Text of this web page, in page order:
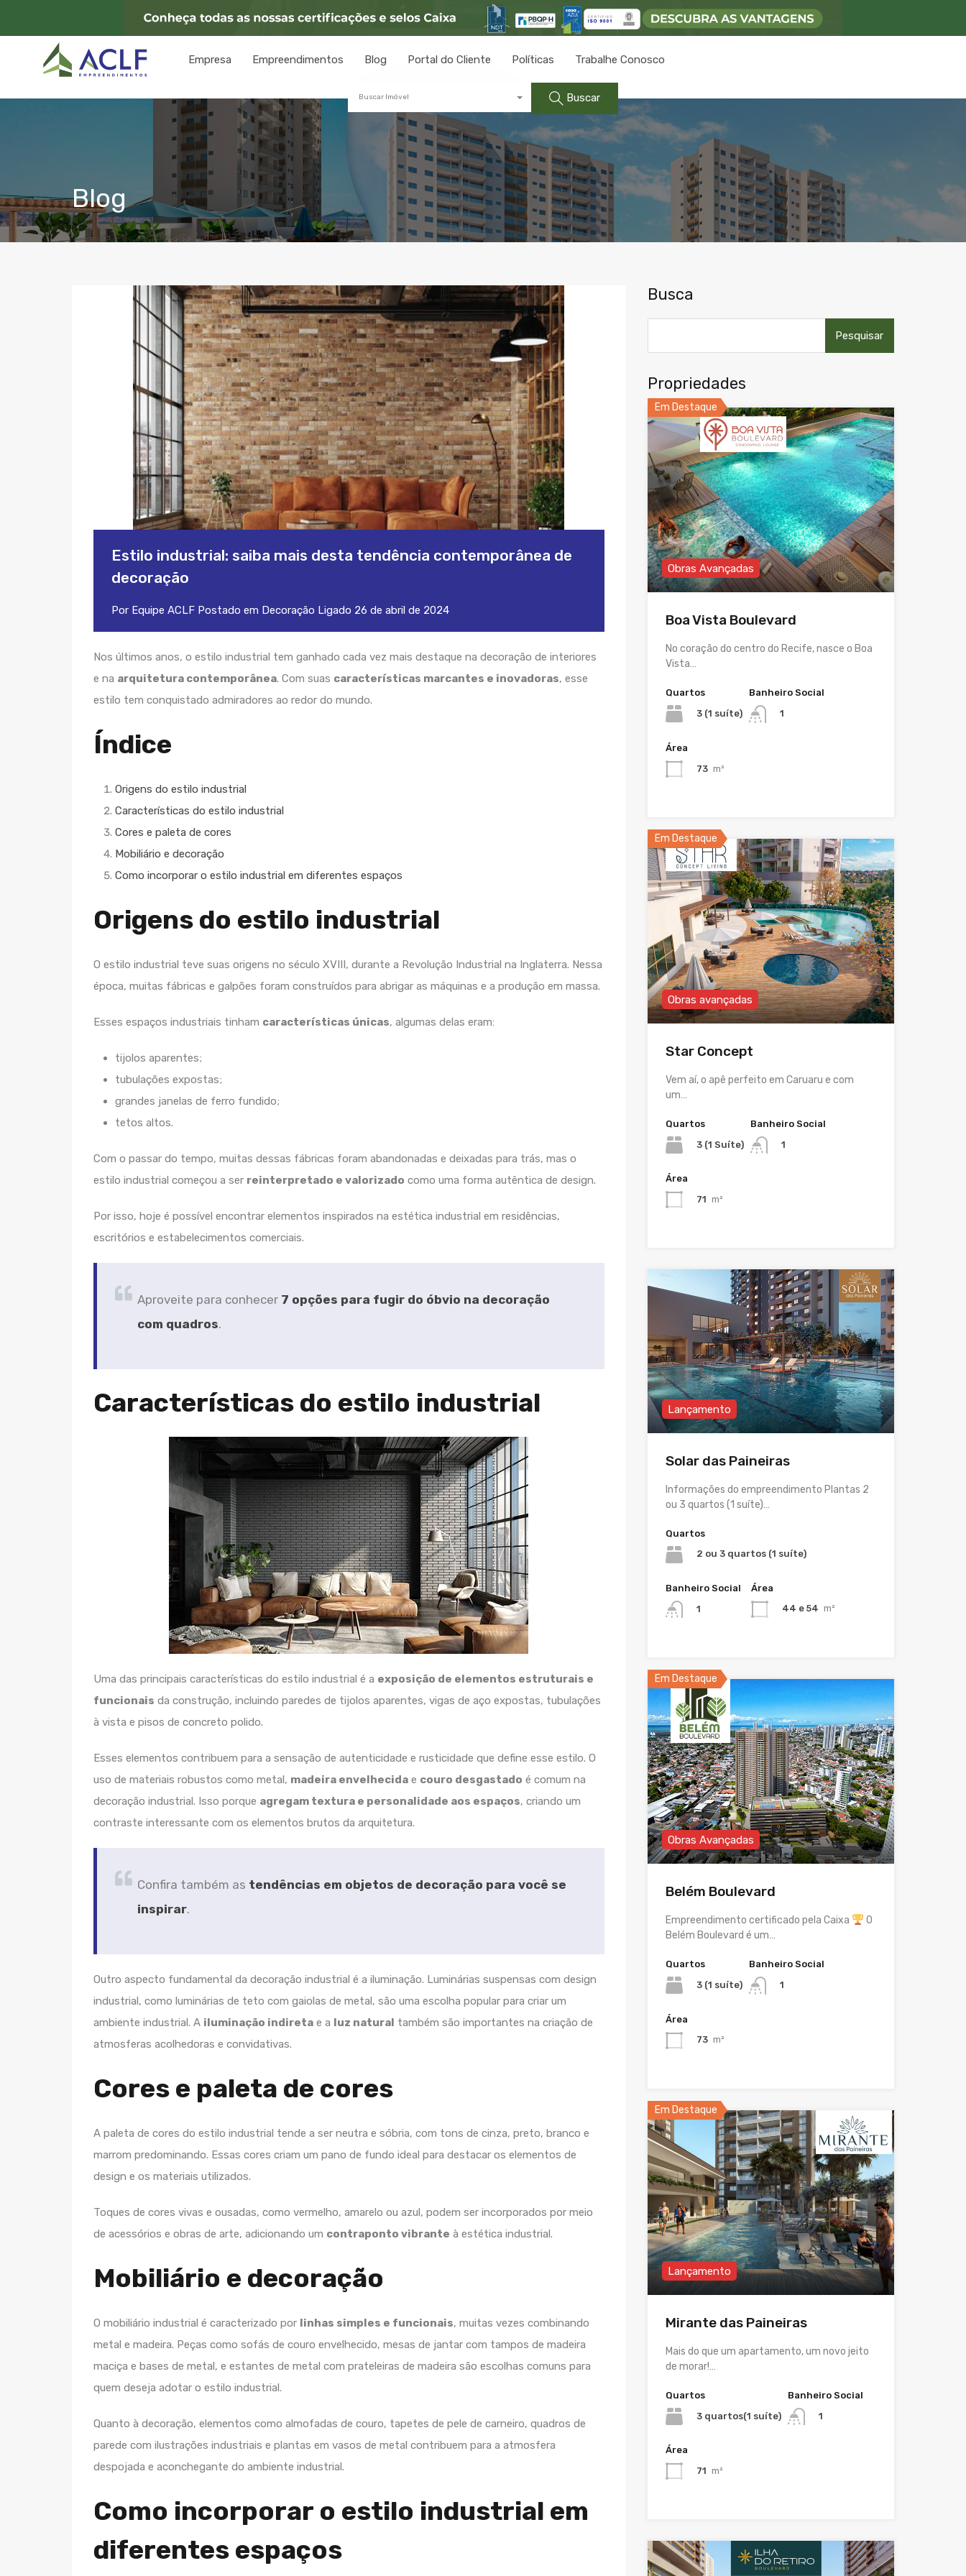
Empresa Empreendimentos Blog Portal do Cliente Políticas Trabalhe Conosco
Buscar Imóvel Buscar
Blog
Estilo industrial: saiba mais desta tendência contemporânea de
decoração
Por Equipe ACLF Postado em Decoração Ligado 26 de abril de 2024
Nos últimos anos, o estilo industrial tem ganhado cada vez mais destaque na decoração de interiores
e na arquitetura contemporânea. Com suas características marcantes e inovadoras, esse
estilo tem conquistado admiradores ao redor do mundo.
Índice
Origens do estilo industrial
Características do estilo industrial
Cores e paleta de cores
Mobiliário e decoração
Como incorporar o estilo industrial em diferentes espaços
Origens do estilo industrial
O estilo industrial teve suas origens no século XVIII, durante a Revolução Industrial na Inglaterra. Nessa
época, muitas fábricas e galpões foram construídos para abrigar as máquinas e a produção em massa.
Esses espaços industriais tinham características únicas, algumas delas eram:
tijolos aparentes;
tubulações expostas;
grandes janelas de ferro fundido;
tetos altos.
Com o passar do tempo, muitas dessas fábricas foram abandonadas e deixadas para trás, mas o
estilo industrial começou a ser reinterpretado e valorizado como uma forma autêntica de design.
Por isso, hoje é possível encontrar elementos inspirados na estética industrial em residências,
escritórios e estabelecimentos comerciais.
Aproveite para conhecer 7 opções para fugir do óbvio na decoração
com quadros.
Características do estilo industrial
Uma das principais características do estilo industrial é a exposição de elementos estruturais e
funcionais da construção, incluindo paredes de tijolos aparentes, vigas de aço expostas, tubulações
à vista e pisos de concreto polido.
Esses elementos contribuem para a sensação de autenticidade e rusticidade que define esse estilo. O
uso de materiais robustos como metal, madeira envelhecida e couro desgastado é comum na
decoração industrial. Isso porque agregam textura e personalidade aos espaços, criando um
contraste interessante com os elementos brutos da arquitetura.
Confira também as tendências em objetos de decoração para você se
inspirar.
Outro aspecto fundamental da decoração industrial é a iluminação. Luminárias suspensas com design
industrial, como luminárias de teto com gaiolas de metal, são uma escolha popular para criar um
ambiente industrial. A iluminação indireta e a luz natural também são importantes na criação de
atmosferas acolhedoras e convidativas.
Cores e paleta de cores
A paleta de cores do estilo industrial tende a ser neutra e sóbria, com tons de cinza, preto, branco e
marrom predominando. Essas cores criam um pano de fundo ideal para destacar os elementos de
design e os materiais utilizados.
Toques de cores vivas e ousadas, como vermelho, amarelo ou azul, podem ser incorporados por meio
de acessórios e obras de arte, adicionando um contraponto vibrante à estética industrial.
Mobiliário e decoração
O mobiliário industrial é caracterizado por linhas simples e funcionais, muitas vezes combinando
metal e madeira. Peças como sofás de couro envelhecido, mesas de jantar com tampos de madeira
maciça e bases de metal, e estantes de metal com prateleiras de madeira são escolhas comuns para
quem deseja adotar o estilo industrial.
Quanto à decoração, elementos como almofadas de couro, tapetes de pele de carneiro, quadros de
parede com ilustrações industriais e plantas em vasos de metal contribuem para a atmosfera
despojada e aconchegante do ambiente industrial.
Como incorporar o estilo industrial em
diferentes espaços
Busca
por:
Propriedades
Em Destaque
Obras Avançadas
Boa Vista Boulevard
No coração do centro do Recife, nasce o Boa
Vista…
Quartos
3 (1 suíte)
Banheiro Social
1
Área
73 m²
Em Destaque
Obras avançadas
Star Concept
Vem aí, o apê perfeito em Caruaru e com
um…
Quartos
3 (1 Suíte)
Banheiro Social
1
Área
71 m²
Lançamento
Solar das Paineiras
Informações do empreendimento Plantas 2
ou 3 quartos (1 suíte)…
Quartos
2 ou 3 quartos (1 suíte)
Banheiro Social
1
Área
44 e 54 m²
Em Destaque
Obras Avançadas
Belém Boulevard
Empreendimento certificado pela Caixa
O
Belém Boulevard é um…
Quartos
3 (1 suíte)
Banheiro Social
1
Área
73 m²
Em Destaque
Lançamento
Mirante das Paineiras
Mais do que um apartamento, um novo jeito
de morar!…
Quartos
3 quartos(1 suíte)
Banheiro Social
1
Área
71 m²